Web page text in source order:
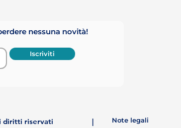
un nuovo
per le donne
marittimo.
nessuna novità!
Iscriviti
diritti riservati | Note legali